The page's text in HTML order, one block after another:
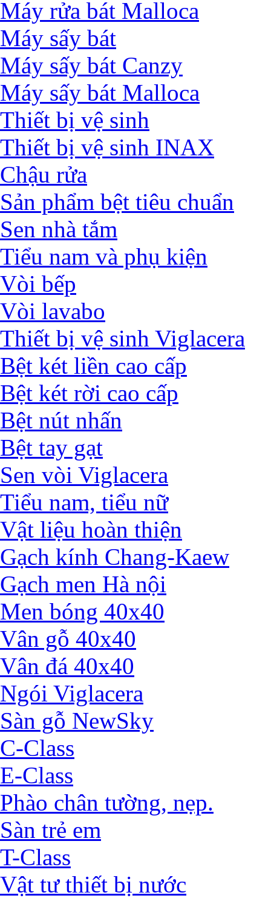
Máy rửa bát Malloca
Máy sấy bát
Máy sấy bát Canzy
Máy sấy bát Malloca
Thiết bị vệ sinh
Thiết bị vệ sinh INAX
Chậu rửa
Sản phẩm bệt tiêu chuẩn
Sen nhà tắm
Tiểu nam và phụ kiện
Vòi bếp
Vòi lavabo
Thiết bị vệ sinh Viglacera
Bệt két liền cao cấp
Bệt két rời cao cấp
Bệt nút nhấn
Bệt tay gạt
Sen vòi Viglacera
Tiểu nam, tiểu nữ
Vật liệu hoàn thiện
Gạch kính Chang-Kaew
Gạch men Hà nội
Men bóng 40x40
Vân gỗ 40x40
Vân đá 40x40
Ngói Viglacera
Sàn gỗ NewSky
C-Class
E-Class
Phào chân tường, nẹp.
Sàn trẻ em
T-Class
Vật tư thiết bị nước